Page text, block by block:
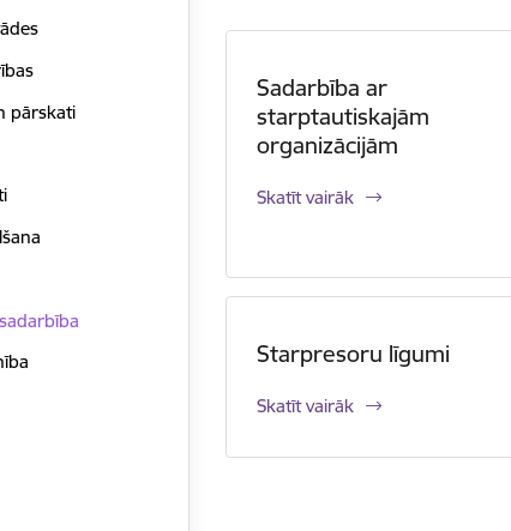
pārskati
Sadarbība ar
starptautiskajām
organizācijām
Skatīt vairāk
Starpresoru līgumi
Skatīt vairāk